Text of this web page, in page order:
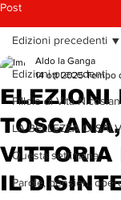
Post
Edizioni precedenti
Pillole di Vita
LA BELLEZZA CI
Questa settimana...
Parole, pensieri,
Edizioni precedenti
ELEZIONI
VITTORIA
IL
Aldo la Ganga
14 ott 2025 Tempo